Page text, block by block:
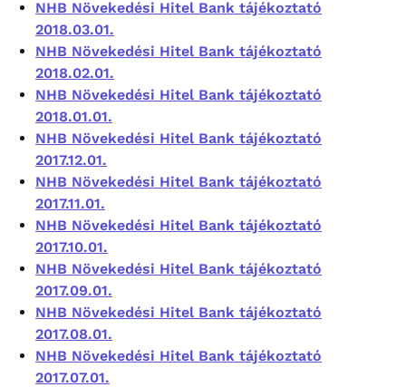
NHB Növekedési Hitel Bank tájékoztató
2018.03.01.
NHB Növekedési Hitel Bank tájékoztató
2018.02.01.
NHB Növekedési Hitel Bank tájékoztató
2018.01.01.
NHB Növekedési Hitel Bank tájékoztató
2017.12.01.
NHB Növekedési Hitel Bank tájékoztató
2017.11.01.
NHB Növekedési Hitel Bank tájékoztató
2017.10.01.
NHB Növekedési Hitel Bank tájékoztató
2017.09.01.
NHB Növekedési Hitel Bank tájékoztató
2017.08.01.
NHB Növekedési Hitel Bank tájékoztató
2017.07.01.